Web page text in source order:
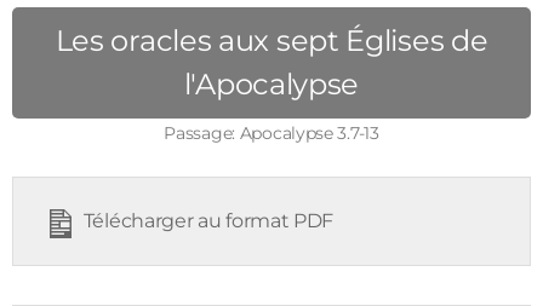
Les oracles aux sept Églises de
l'Apocalypse
Passage: Apocalypse 3.7-13
Télécharger au format PDF